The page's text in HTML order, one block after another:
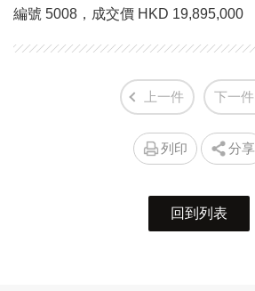
編號 5008，成交價 HKD 19,895,000
上一件 下一件
列印 分享
回到列表